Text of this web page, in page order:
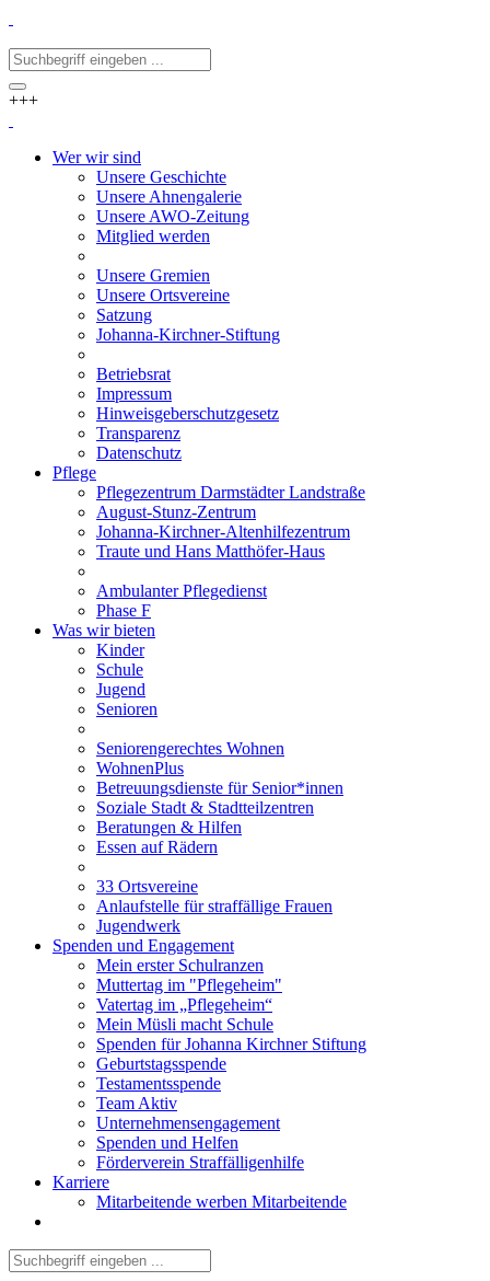
+++
Wer wir sind
Unsere Geschichte
Unsere Ahnengalerie
Unsere AWO-Zeitung
Mitglied werden
Unsere Gremien
Unsere Ortsvereine
Satzung
Johanna-Kirchner-Stiftung
Betriebsrat
Impressum
Hinweisgeberschutzgesetz
Transparenz
Datenschutz
Pflege
Pflegezentrum Darmstädter Landstraße
August-Stunz-Zentrum
Johanna-Kirchner-Altenhilfezentrum
Traute und Hans Matthöfer-Haus
Ambulanter Pflegedienst
Phase F
Was wir bieten
Kinder
Schule
Jugend
Senioren
Seniorengerechtes Wohnen
WohnenPlus
Betreuungsdienste für Senior*innen
Soziale Stadt & Stadtteilzentren
Beratungen & Hilfen
Essen auf Rädern
33 Ortsvereine
Anlaufstelle für straffällige Frauen
Jugendwerk
Spenden und Engagement
Mein erster Schulranzen
Muttertag im "Pflegeheim"
Vatertag im „Pflegeheim“
Mein Müsli macht Schule
Spenden für Johanna Kirchner Stiftung
Geburtstagsspende
Testamentsspende
Team Aktiv
Unternehmensengagement
Spenden und Helfen
Förderverein Straffälligenhilfe
Karriere
Mitarbeitende werben Mitarbeitende